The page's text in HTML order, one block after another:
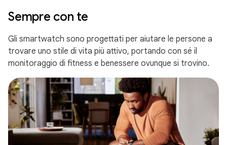
Sempre con te
Gli smartwatch sono progettati per aiutare le persone a
trovare uno stile di vita più attivo, portando con sé il
monitoraggio di fitness e benessere ovunque si trovino.